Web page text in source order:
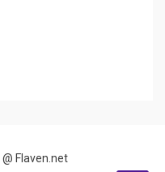
@ Flaven.net